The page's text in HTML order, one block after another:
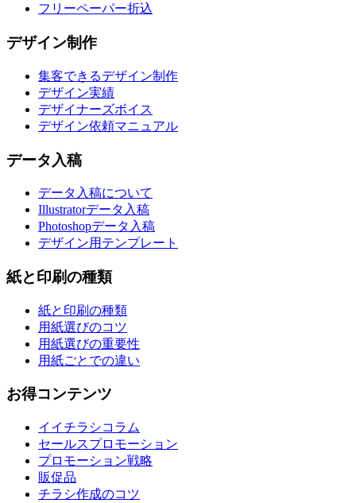
フリーペーパー折込
デザイン制作
集客できるデザイン制作
デザイン実績
デザイナーズボイス
デザイン依頼マニュアル
データ入稿
データ入稿について
Illustratorデータ入稿
Photoshopデータ入稿
デザイン用テンプレート
紙と印刷の種類
紙と印刷の種類
用紙選びのコツ
用紙選びの重要性
用紙ごとでの違い
お得コンテンツ
イイチラシコラム
セールスプロモーション
プロモーション戦略
販促品
チラシ作成のコツ